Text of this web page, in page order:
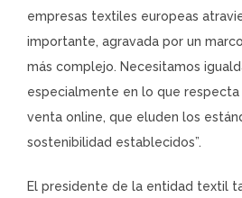
empresas textiles europeas
importante, agravada por un
más complejo. Necesitamos
especialmente en lo que
venta online, que eluden los
sostenibilidad establecidos”.
El presidente de la entidad textil